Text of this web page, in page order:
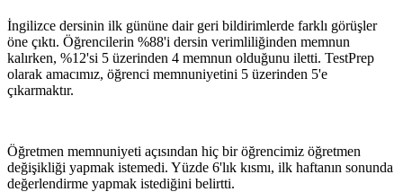
İngilizce dersinin ilk gününe dair geri bildirimlerde farklı görüşler
öne çıktı. Öğrencilerin %88'i dersin verimliliğinden memnun
kalırken, %12'si 5 üzerinden 4 memnun olduğunu iletti. TestPrep
olarak amacımız, öğrenci memnuniyetini 5 üzerinden 5'e
çıkarmaktır.
Öğretmen memnuniyeti açısından hiç bir öğrencimiz öğretmen
değişikliği yapmak istemedi. Yüzde 6'lık kısmı, ilk haftanın sonunda
değerlendirme yapmak istediğini belirtti.